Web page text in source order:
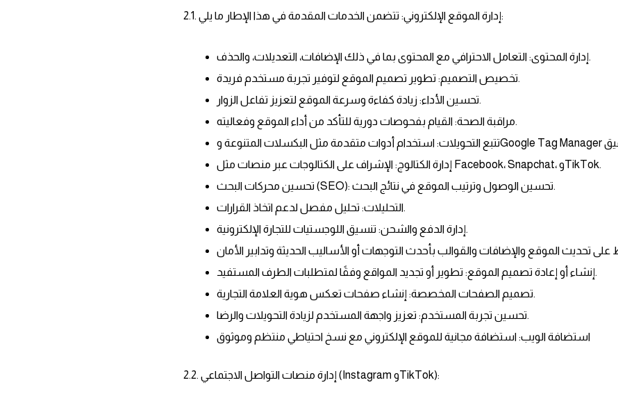
2.1. إدارة الموقع الإلكتروني: تتضمن الخدمات المقدمة في هذا الإطار ما يلي:
إدارة المحتوى: التعامل الاحترافي مع المحتوى بما في ذلك الإضافات، التعديلات، والحذف.
تخصيص التصميم: تطوير تصميم الموقع لتوفير تجربة مستخدم فريدة.
تحسين الأداء: زيادة كفاءة وسرعة الموقع لتعزيز تفاعل الزوار.
مراقبة الصحة: القيام بفحوصات دورية للتأكد من أداء الموقع وفعاليته.
إدارة الكتالوج: الإشراف على الكتالوجات عبر منصات مثل Facebook، Snapchat، وTikTok.
تحسين محركات البحث (SEO): تحسين الوصول وترتيب الموقع في نتائج البحث.
التحليلات: تحليل مفصل لدعم اتخاذ القرارات.
إدارة الدفع والشحن: تنسيق اللوجستيات للتجارة الإلكترونية.
على تحديث الموقع والإضافات والقوالب بأحدث التوجهات أو الأساليب الحديثة وتدابير الأمان
إنشاء أو إعادة تصميم الموقع: تطوير أو تجديد المواقع وفقًا لمتطلبات الطرف المستفيد.
تصميم الصفحات المخصصة: إنشاء صفحات تعكس هوية العلامة التجارية.
تحسين تجربة المستخدم: تعزيز واجهة المستخدم لزيادة التحويلات والرضا.
استضافة الويب: استضافة مجانية للموقع الإلكتروني مع نسخ احتياطي منتظم وموثوق
2.2. إدارة منصات التواصل الاجتماعي (Instagram وTikTok):